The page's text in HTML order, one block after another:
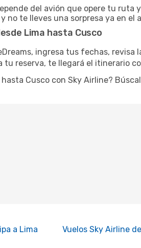
del avión que opere tu
no te lleves una sorpresa ya en el
Lima hasta Cusco
ingresa tus fechas,
tu reserva, te llegará el itinerario
Cusco con Sky Airline?
a Lima Vuelos Sky Airline